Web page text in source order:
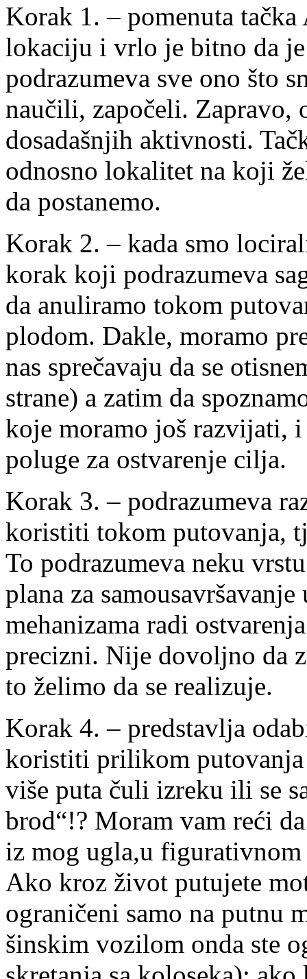
Korak 1. – pomenuta
lokaciju i vrlo je bitno da je
podrazumeva sve ono što
naučili, započeli. Zapravo,
dosadašnjih aktivnosti.
odnosno lokalitet na koji
da postanemo.
Korak 2. – kada smo
korak koji podrazumeva
da anuliramo tokom
plodom. Dakle, moramo
nas sprečavaju da se
strane) a zatim da
koje moramo još razvijati,
poluge za ostvarenje cilja.
Korak 3. – podrazumeva
koristiti tokom putovanja,
To podrazumeva neku
plana za
mehanizama radi
precizni. Nije dovoljno da
to želimo da se realizuje.
Korak 4. – predstavlja
koristiti prilikom putovanja
više puta čuli izreku ili se
brod“!? Moram vam reći
iz mog ugla,u figurativnom
Ako kroz život putujete
ograničeni samo na putnu
šinskim vozilom onda ste